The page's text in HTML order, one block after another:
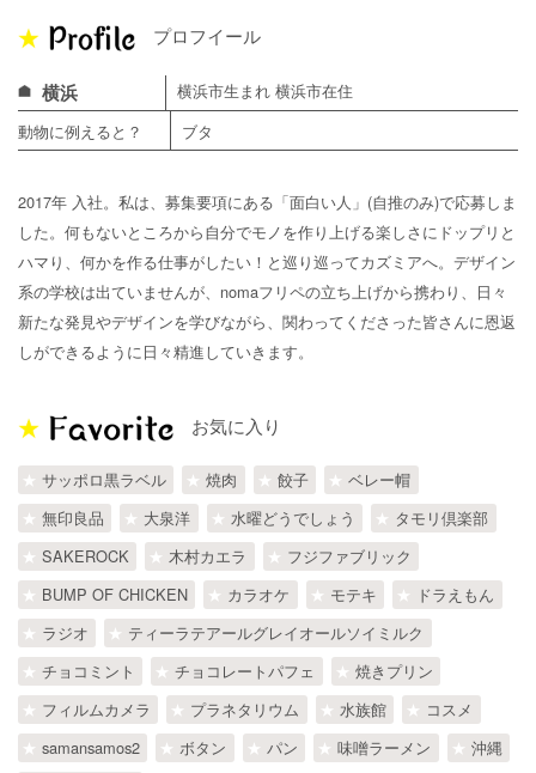
プロフイール
横浜
横浜市生まれ 横浜市在住
動物に例えると？
ブタ
2017年 入社。私は、募集要項にある「面白い人」(自推のみ)で応募しま
した。何もないところから自分でモノを作り上げる楽しさにドップリと
ハマり、何かを作る仕事がしたい！と巡り巡ってカズミアへ。デザイン
系の学校は出ていませんが、nomaフリペの立ち上げから携わり、日々
新たな発見やデザインを学びながら、関わってくださった皆さんに恩返
しができるように日々精進していきます。
お気に入り
サッポロ黒ラベル 焼肉 餃子
ベレー帽
無印良品
大泉洋 水曜どうでしょう
タモリ倶楽部
SAKEROCK
木村カエラ
フジファブリック
BUMP OF CHICKEN
カラオケ モテキ
ドラえもん
ラジオ
ティーラテアールグレイオールソイミルク
チョコミント
チョコレートパフェ
焼きプリン
フィルムカメラ
プラネタリウム 水族館
コスメ
samansamos2
ボタン パン 味噌ラーメン
沖縄